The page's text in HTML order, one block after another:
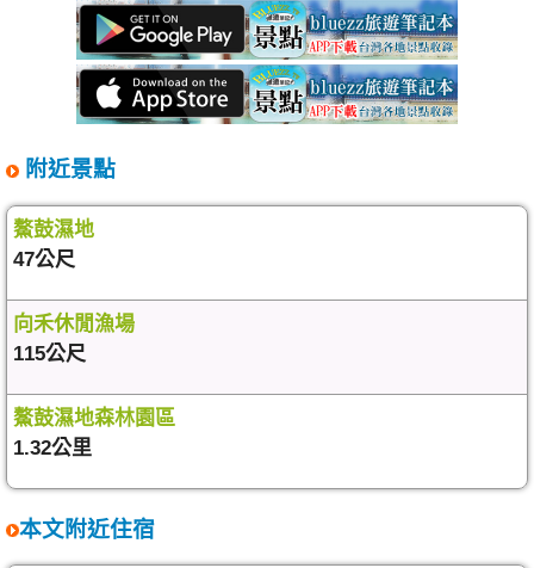
附近景點
鰲鼓濕地
47公尺
向禾休閒漁場
115公尺
鰲鼓濕地森林園區
1.32公里
本文附近住宿